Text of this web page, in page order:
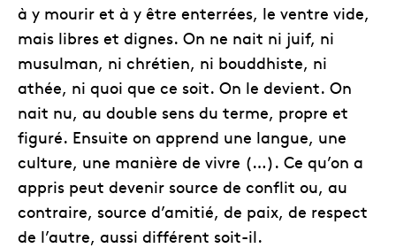
à y mourir et à y être enterrées, le ventre vide,
mais libres et dignes. On ne nait ni juif, ni
musulman, ni chrétien, ni bouddhiste, ni
athée, ni quoi que ce soit. On le devient. On
nait nu, au double sens du terme, propre et
figuré. Ensuite on apprend une langue, une
culture, une manière de vivre (…). Ce qu’on a
appris peut devenir source de conflit ou, au
contraire, source d’amitié, de paix, de respect
de l’autre, aussi différent soit-il.